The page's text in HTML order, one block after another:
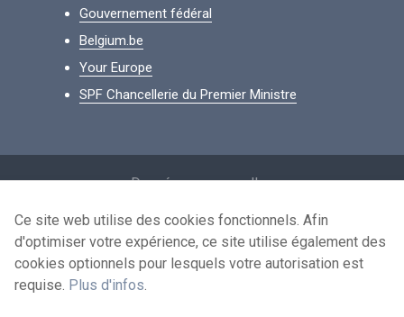
Gouvernement fédéral
Belgium.be
Your Europe
SPF Chancellerie du Premier Ministre
Données personnelles
Conditions de réutilisation
Contactez-nous
Ce site web utilise des cookies fonctionnels. Afin
d'optimiser votre expérience, ce site utilise également des
cookies optionnels pour lesquels votre autorisation est
requise. Plus d'infos.